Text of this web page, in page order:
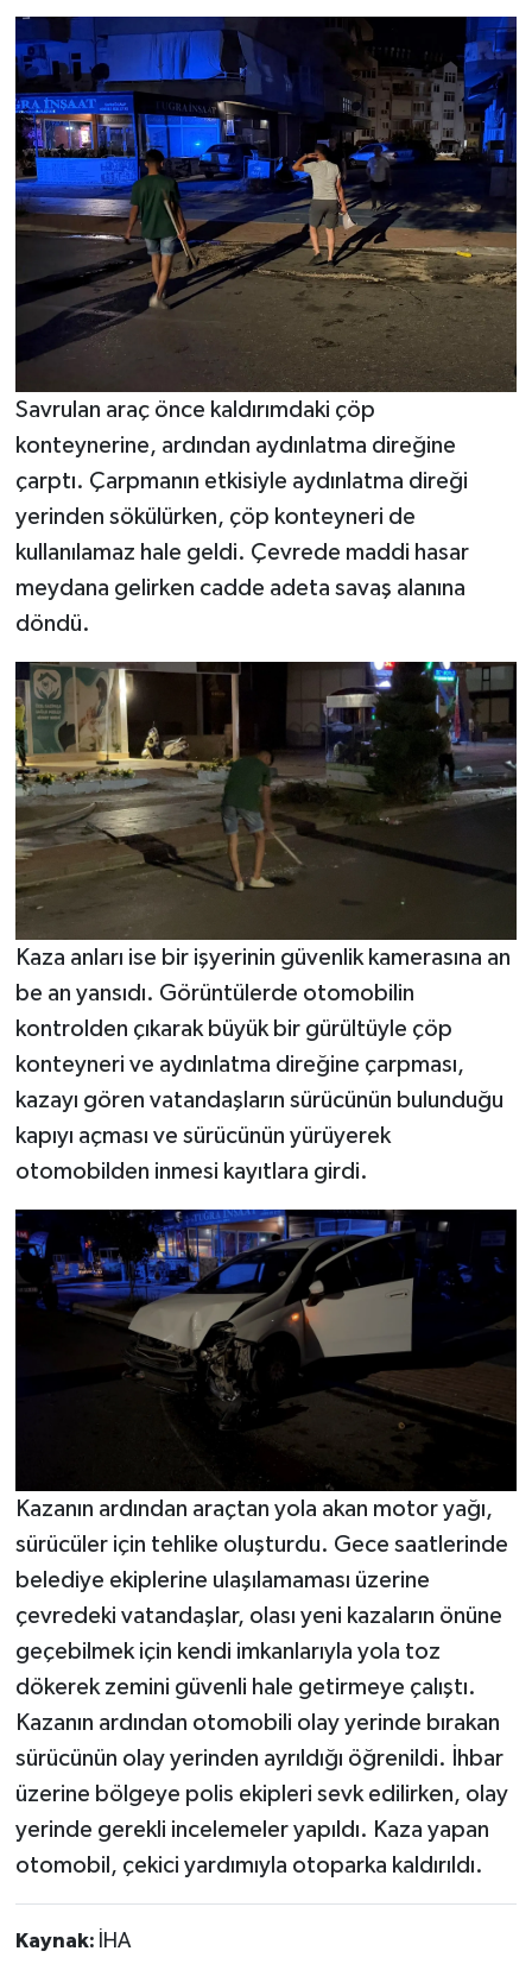
Savrulan araç önce kaldırımdaki çöp
konteynerine, ardından aydınlatma direğine
çarptı. Çarpmanın etkisiyle aydınlatma direği
yerinden sökülürken, çöp konteyneri de
kullanılamaz hale geldi. Çevrede maddi hasar
meydana gelirken cadde adeta savaş alanına
döndü.
Kaza anları ise bir işyerinin güvenlik kamerasına an
be an yansıdı. Görüntülerde otomobilin
kontrolden çıkarak büyük bir gürültüyle çöp
konteyneri ve aydınlatma direğine çarpması,
kazayı gören vatandaşların sürücünün bulunduğu
kapıyı açması ve sürücünün yürüyerek
otomobilden inmesi kayıtlara girdi.
Kazanın ardından araçtan yola akan motor yağı,
sürücüler için tehlike oluşturdu. Gece saatlerinde
belediye ekiplerine ulaşılamaması üzerine
çevredeki vatandaşlar, olası yeni kazaların önüne
geçebilmek için kendi imkanlarıyla yola toz
dökerek zemini güvenli hale getirmeye çalıştı.
Kazanın ardından otomobili olay yerinde bırakan
sürücünün olay yerinden ayrıldığı öğrenildi. İhbar
üzerine bölgeye polis ekipleri sevk edilirken, olay
yerinde gerekli incelemeler yapıldı. Kaza yapan
otomobil, çekici yardımıyla otoparka kaldırıldı.
Kaynak: İHA